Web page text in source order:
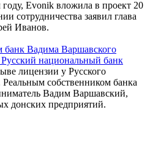
Evonik вложила в проект 20
сотрудничества заявил глава
Иванов.
национальный банк
лицензии у Русского
собственником банка
Вадим Варшавский,
донских предприятий.